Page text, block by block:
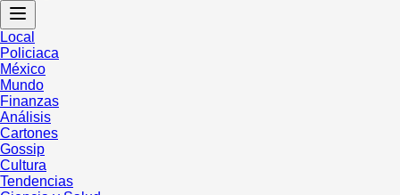
Local
Policiaca
México
Mundo
Finanzas
Análisis
Cartones
Gossip
Cultura
Tendencias